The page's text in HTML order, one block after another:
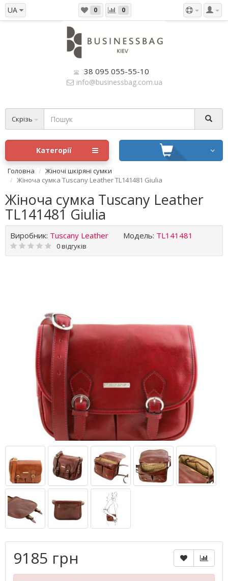
UA 0 0
38 095 055-55-10
info@businessbag.com.ua
Скрізь
Категорії
Головна
Жіночі шкіряні сумки
Жіноча сумка Tuscany Leather TL141481 Giulia
Жіноча сумка Tuscany Leather
TL141481 Giulia
Виробник: Tuscany Leather Модель: TL141481
0 відгуків
9185 грн